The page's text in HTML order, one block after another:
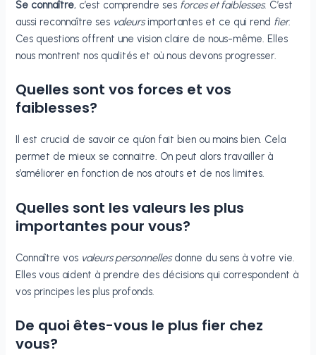
Se connaître, c’est comprendre ses forces et faiblesses. C’est
aussi reconnaître ses valeursimportantes et ce qui rend fier.
Ces questions offrent une vision claire de nous-même. Elles
nous montrent nos qualités et où nous devons progresser.
Quelles sont vos forces et vos
faiblesses?
Il est crucial de savoir ce qu’on fait bien ou moins bien. Cela
permet de mieux se connaitre. On peut alors travailler à
s’améliorer en fonction de nos atouts et de nos limites.
Quelles sont les valeurs les plus
importantes pour vous?
Connaître vos valeurs personnellesdonne du sens à votre vie.
Elles vous aident à prendre des décisions qui correspondent à
vos principes les plus profonds.
De quoi êtes-vous le plus fier chez
vous?